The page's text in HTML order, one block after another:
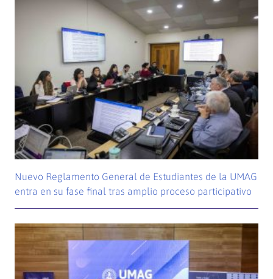
Nuevo Reglamento General de Estudiantes de la UMAG
entra en su fase final tras amplio proceso participativo